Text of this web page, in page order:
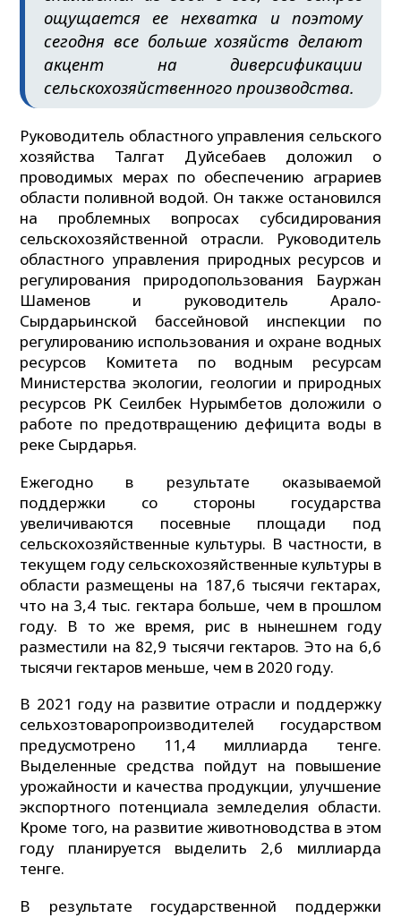
ощущается ее нехватка и поэтому
сегодня все больше хозяйств делают
акцент на диверсификации
сельскохозяйственного производства.
Руководитель областного управления сельского
хозяйства Талгат Дуйсебаев доложил о
проводимых мерах по обеспечению аграриев
области поливной водой. Он также остановился
на проблемных вопросах субсидирования
сельскохозяйственной отрасли. Руководитель
областного управления природных ресурсов и
регулирования природопользования Бауржан
Шаменов и руководитель Арало-
Сырдарьинской бассейновой инспекции по
регулированию использования и охране водных
ресурсов Комитета по водным ресурсам
Министерства экологии, геологии и природных
ресурсов РК Сеилбек Нурымбетов доложили о
работе по предотвращению дефицита воды в
реке Сырдарья.
Ежегодно в результате оказываемой
поддержки со стороны государства
увеличиваются посевные площади под
сельскохозяйственные культуры. В частности, в
текущем году сельскохозяйственные культуры в
области размещены на 187,6 тысячи гектарах,
что на 3,4 тыс. гектара больше, чем в прошлом
году. В то же время, рис в нынешнем году
разместили на 82,9 тысячи гектаров. Это на 6,6
тысячи гектаров меньше, чем в 2020 году.
В 2021 году на развитие отрасли и поддержку
сельхозтоваропроизводителей государством
предусмотрено 11,4 миллиарда тенге.
Выделенные средства пойдут на повышение
урожайности и качества продукции, улучшение
экспортного потенциала земледелия области.
Кроме того, на развитие животноводства в этом
году планируется выделить 2,6 миллиарда
тенге.
В результате государственной поддержки